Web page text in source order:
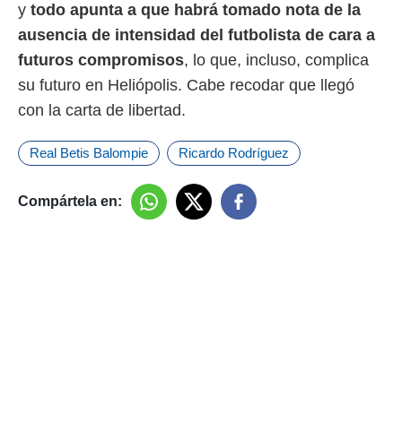
y todo apunta a que habrá tomado nota de la
ausencia de intensidad del futbolista de cara a
futuros compromisos, lo que, incluso, complica
su futuro en Heliópolis. Cabe recodar que llegó
con la carta de libertad.
Real Betis Balompie Ricardo Rodríguez
Compártela en: